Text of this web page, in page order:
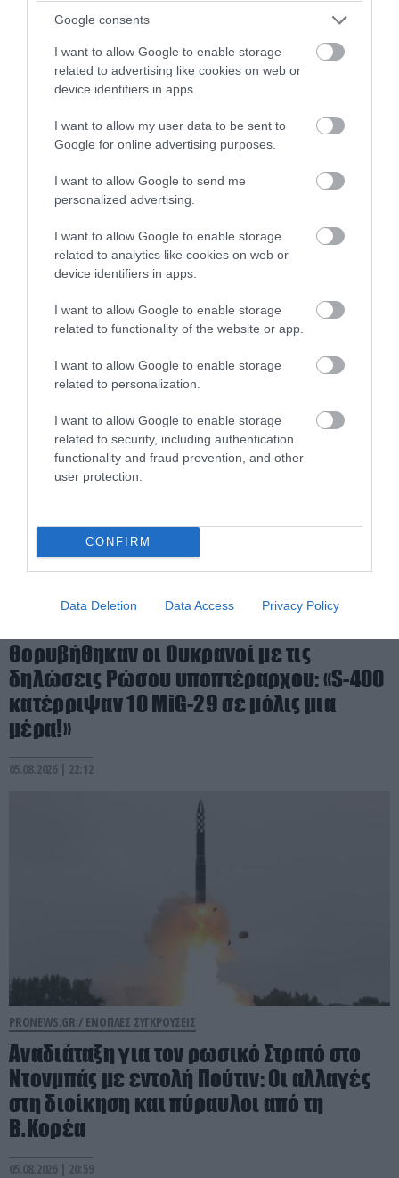
Google consents
I want to allow Google to enable storage
related to advertising like cookies on web or
device identifiers in apps.
I want to allow my user data to be sent to
Google for online advertising purposes.
I want to allow Google to send me
personalized advertising.
I want to allow Google to enable storage
related to analytics like cookies on web or
device identifiers in apps.
I want to allow Google to enable storage
related to functionality of the website or app.
I want to allow Google to enable storage
related to personalization.
I want to allow Google to enable storage
related to security, including authentication
functionality and fraud prevention, and other
user protection.
CONFIRM
Data Deletion Data Access Privacy Policy
06.08.2026 | 09:08
PRONEWS.GR /ΕΝΟΠΛΕΣ ΣΥΓΚΡΟΥΣΕΙΣ
Drones οπτικών ινών κυριαρχούν στο
ουκρανικό μέτωπο (βίντεο)
05.08.2026 | 23:59
Θορυβήθηκαν οι Ουκρανοί με τις
δηλώσεις Ρώσου υποπτέραρχου: «S-400
κατέρριψαν 10 MiG-29 σε μόλις μια
μέρα!»
05.08.2026 | 22:12
PRONEWS.GR / ΕΝΟΠΛΕΣ ΣΥΓΚΡΟΥΣΕΙΣ
Αναδιάταξη για τον ρωσικό Στρατό στο
Ντονμπάς με εντολή Πούτιν: Οι αλλαγές
στη διοίκηση και πύραυλοι από τη
Β.Κορέα
05.08.2026 | 20:59